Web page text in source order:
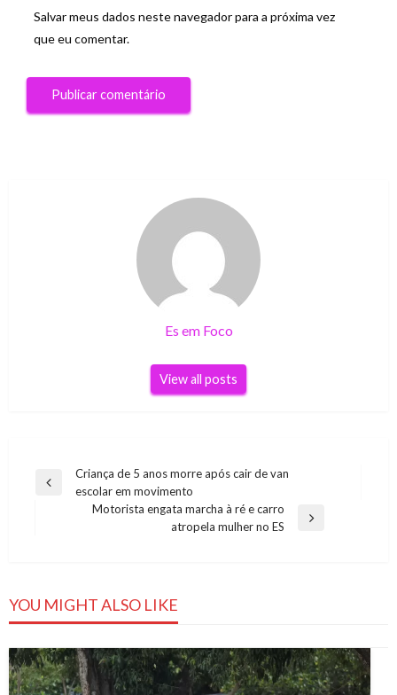
Salvar meus dados neste navegador para a próxima vez
que eu comentar.
Es em Foco
View all posts
Navegação
Previous
Criança de 5 anos morre após cair de van
escolar em movimento
Motorista engata marcha à ré e carro
atropela mulher no ES
YOU MIGHT ALSO LIKE